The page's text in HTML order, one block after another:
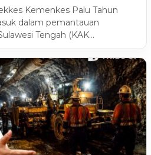
Kemenkes Palu Tahun
dalam pemantauan
Tengah (KAK…